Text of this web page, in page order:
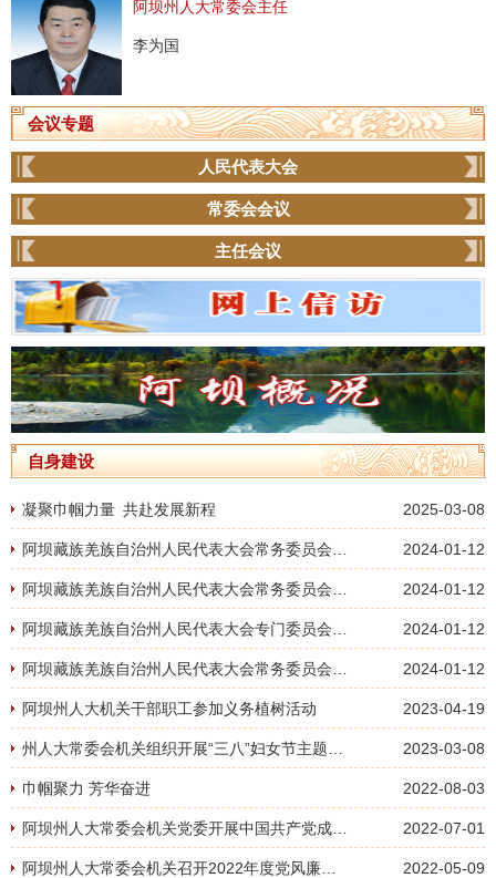
阿坝州人大常委会主任
李为国
会议专题
人民代表大会
常委会会议
主任会议
自身建设
凝聚巾帼力量 共赴发展新程 2025-03-08
2024-01-12
2024-01-12
2024-01-12
2024-01-12
阿坝州人大机关干部职工参加义务植树活动 2023-04-19
2023-03-08
巾帼聚力 芳华奋进 2022-08-03
2022-07-01
2022-05-09